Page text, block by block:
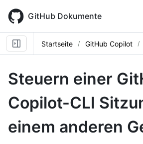
main
content
GitHub Dokumente
Startseite GitHub Copilot
Steuern einer
Copilot-CLI
einem anderen